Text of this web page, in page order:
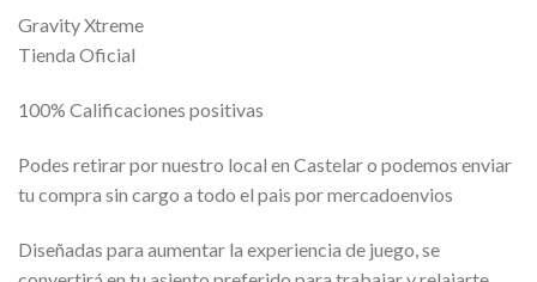
Gravity Xtreme
Tienda Oficial
100% Calificaciones positivas
Podes retirar por nuestro local en Castelar o podemos enviar
tu compra sin cargo a todo el pais por mercadoenvios
Diseñadas para aumentar la experiencia de juego, se